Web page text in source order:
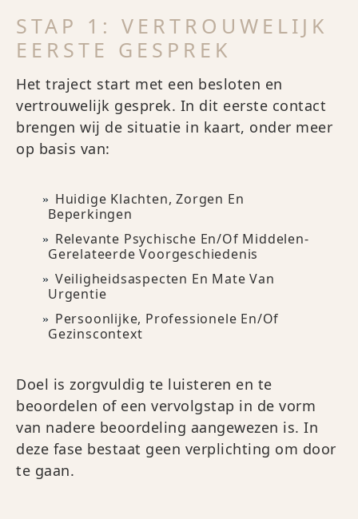
STAP 1: VERTROUWELIJK
EERSTE GESPREK
Het traject start met een besloten en
vertrouwelijk gesprek. In dit eerste contact
brengen wij de situatie in kaart, onder meer
op basis van:
Huidige Klachten, Zorgen En
Beperkingen
Relevante Psychische En/of Middelen-
Gerelateerde Voorgeschiedenis
Veiligheidsaspecten En Mate Van
Urgentie
Persoonlijke, Professionele En/of
Gezinscontext
Doel is zorgvuldig te luisteren en te
beoordelen of een vervolgstap in de vorm
van nadere beoordeling aangewezen is. In
deze fase bestaat geen verplichting om door
te gaan.